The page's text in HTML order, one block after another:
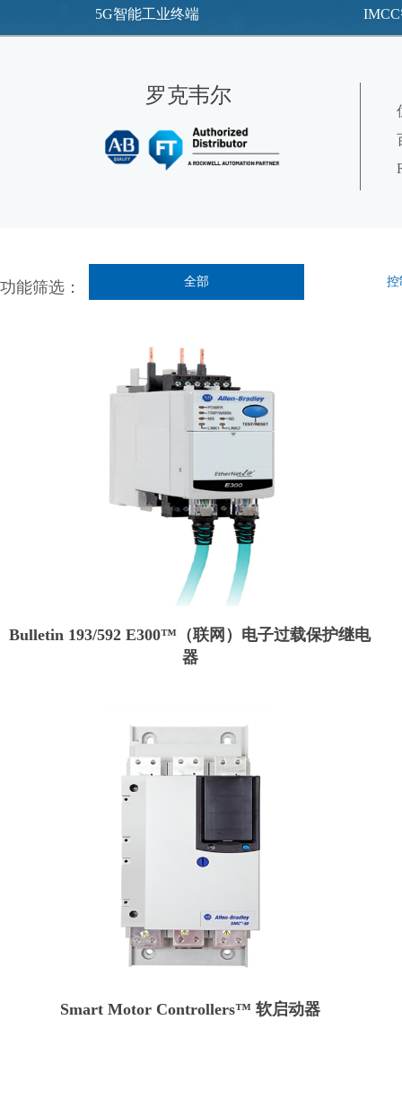
5G智能工业终端
罗克韦尔
Bulletin 193/592 E300™（联网）电子过载保护继电
器
Smart Motor Controllers™ 软启动器
全部 控
功能筛选：